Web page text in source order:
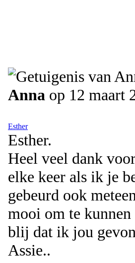
Anna op 12 maart
Esther
Esther.
Heel veel dank
elke keer als ik je
gebeurd ook
mooi om te
blij dat ik jou
Assie..